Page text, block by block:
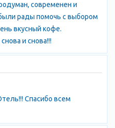
представлены на
жилья в частном секторе
указанием цен 2014 можно
2001 года население
составляло 377.2 тысяч
составляло 358.1 тысяч
21.4 тысячи человек.
современен и
рады помочь с выбором
вкусный кофе.
и снова!!!
Спасибо всем